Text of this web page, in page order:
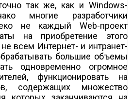
так же, как и Windows-
многие разработчики
не каждый Web-проект
на приобретение этого
всем Интернет- и интранет-
большие объемы
одновременно огромное
функционировать на
содержащих множество